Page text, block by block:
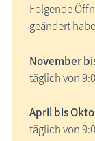
Folgende
geändert
November
täglich von
April bis
täglich von